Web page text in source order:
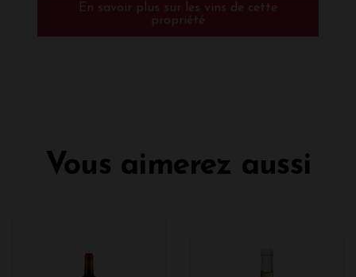
En savoir plus sur les vins de cette
propriété
Vous aimerez aussi